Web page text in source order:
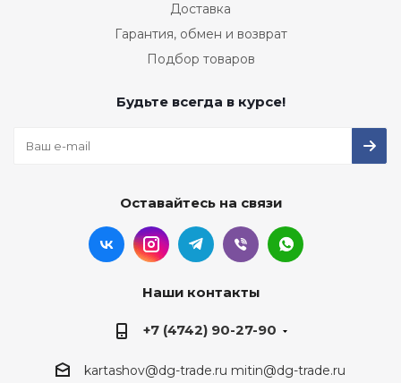
Доставка
Гарантия, обмен и возврат
Подбор товаров
Будьте всегда в курсе!
Оставайтесь на связи
Наши контакты
+7 (4742) 90-27-90
kartashov@dg-trade.ru mitin@dg-trade.ru